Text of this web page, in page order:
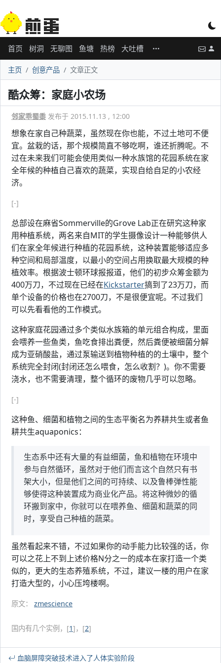
首页 树洞 无聊图 鱼塘 热榜 大吐槽
主页 创意产品 文章正文
酷众筹：家庭小农场
邻家乖蜀黍 发布于 2015.11.13 , 12:00
想象在家自己种蔬菜，虽然现在你也能，不过土地可不便
宜。盆栽的话，那个规模简直不够吃啊，谁还折腾呢。不
过在未来我们可能会使用类似一种水族馆的花园系统在家
全年候的种植自己喜欢的蔬菜，实现自给自足的小农经
济。
[-]
总部设在麻省Sommerville的Grove Lab正在研究这种家
用种植系统，两名来自MIT的学生摄像设计一种能够供人
们在家全年候进行种植的花园系统，这种装置能够适应多
种空间和局部温度，以最小的空间占用换取最大规模的种
植效率。根据波士顿环球报报道，他们的初步众筹金额为
400万刀，不过现在已经在Kickstarter搞到了23万刀，而
单个设备的价格也在2700刀，不是很便宜呢。不过我们
可以先看看他的工作模式。
这种家庭花园通过多个类似水族箱的单元组合构成，里面
会喂养一些鱼类，鱼吃食排出粪便，然后粪便被细菌分解
成为亚硝酸盐，通过泵输送到植物种植的的土壤中，整个
系统完全封闭(封闭还怎么喂食，怎么收割？)。你不需要
浇水，也不需要清理，整个循环的废物几乎可以忽略。
[-]
这种鱼、细菌和植物之间的生态平衡名为养耕共生或者鱼
耕共生aquaponics：
生态系中还有大量的有益细菌，鱼和植物在环境中
参与自然循环，虽然对于他们而言这个自然只有书
架大小，但是他们之间的可持续、以及鲁棒弹性能
够使得这种装置成为商业化产品。将这种微妙的循
环搬到家中，你就可以在喂养鱼、细菌和蔬菜的同
时，享受自己种植的蔬菜。
虽然看起来不错，不过如果你的动手能力比较强的话，你
可以之花上不到上述价格N分之一的成本在家打造一个类
似的，更大的生态养殖系统，不过，建议一楼的用户在家
打造大型的，小心压垮楼啊。
原文： zmescience
国内有几个实例，[1]，[2]
血脑屏障突破技术进入了人体实验阶段